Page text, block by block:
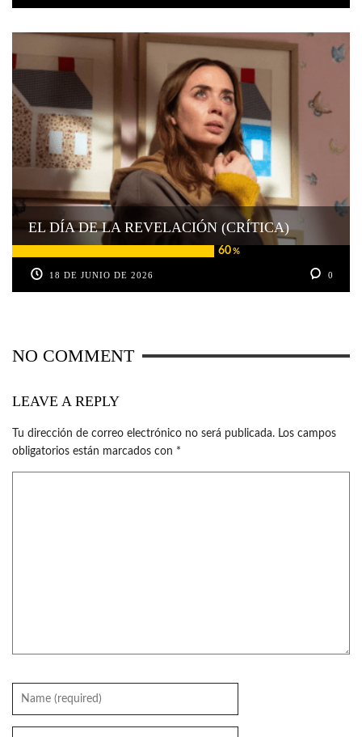
60%
EL DÍA DE LA REVELACIÓN (CRÍTICA)
18 DE JUNIO DE 2026 0
NO COMMENT
LEAVE A REPLY
Tu dirección de correo electrónico no será publicada. Los campos
obligatorios están marcados con *